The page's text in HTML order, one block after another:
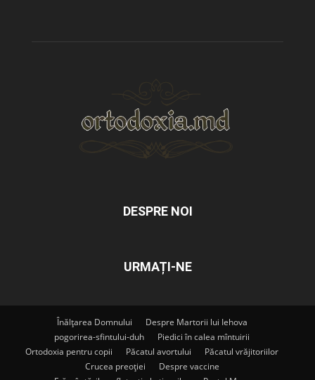
DESPRE NOI
URMAȚI-NE
Înălțarea Domnului
Despre Martorii lui Iehova
pogorirea-sfintului-duh
Piedici în calea mîntuirii
Ortodoxia pentru copii
Păcatul avortului
Păcatul vrăjitoriilor
Crucea preoției
Despre vaccine